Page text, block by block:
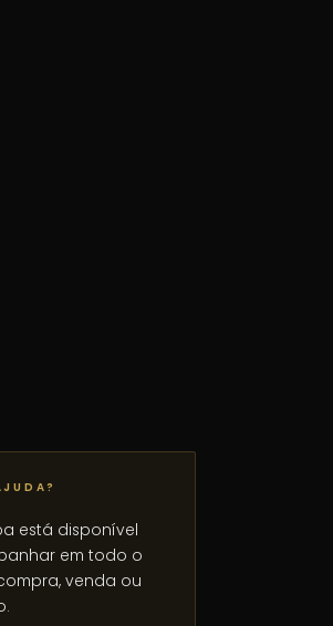
está disponível
em todo o
venda ou